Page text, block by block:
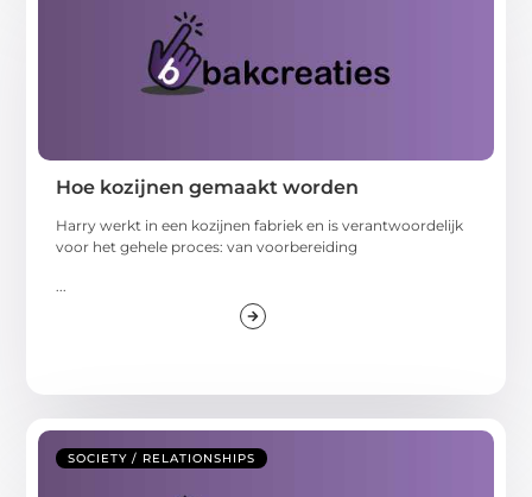
Hoe kozijnen gemaakt worden
Harry werkt in een kozijnen fabriek en is verantwoordelijk
voor het gehele proces: van voorbereiding
SOCIETY / RELATIONSHIPS